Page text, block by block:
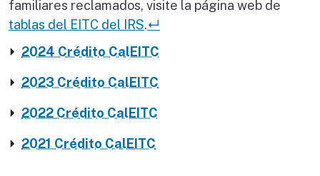
familiares reclamados, visite la página web de
tablas del EITC del IRS.↵
2024 Crédito CalEITC
2023 Crédito CalEITC
2022 Crédito CalEITC
2021 Crédito CalEITC